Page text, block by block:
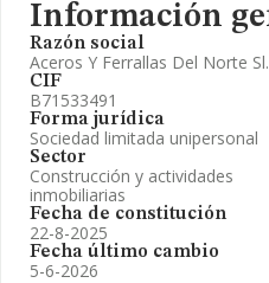
Información
Razón social
Aceros Y Ferrallas Del Norte Sl.
CIF
B71533491
Forma jurídica
Sociedad limitada unipersonal
Sector
Construcción y actividades
inmobiliarias
Fecha de constitución
22-8-2025
Fecha último cambio
5-6-2026